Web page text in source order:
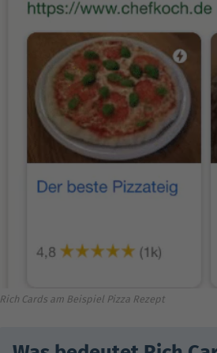
Rich Cards am Beispiel Pizza Rezept